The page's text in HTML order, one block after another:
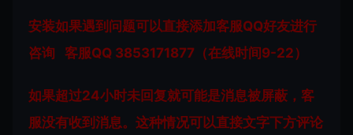
安装如果遇到问题可以直接添加客服QQ好友进行
咨询 客服QQ 3853171877（在线时间9-22）
如果超过24小时未回复就可能是消息被屏蔽，客
服没有收到消息。这种情况可以直接文字下方评论